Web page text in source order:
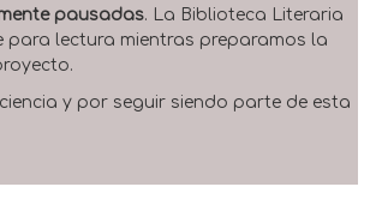
pausadas. La Biblioteca Literaria
para lectura mientras preparamos la
y por seguir siendo parte de esta